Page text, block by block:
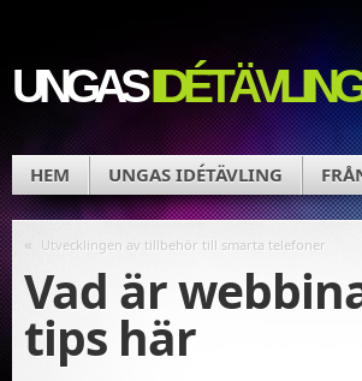
UNGASIDÉTÄVLING
HEM UNGAS IDÉTÄVLING
« Utvecklingen av tillbehör till smarta telefoner
Vad är
tips här